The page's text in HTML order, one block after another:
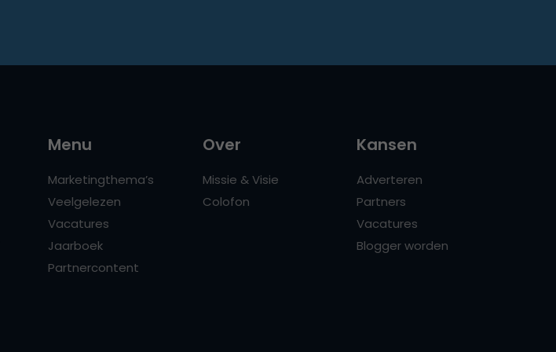
Menu
Marketingthema’s
Veelgelezen
Vacatures
Jaarboek
Partnercontent
Over
Missie & Visie
Colofon
Kansen
Adverteren
Partners
Vacatures
Blogger worden